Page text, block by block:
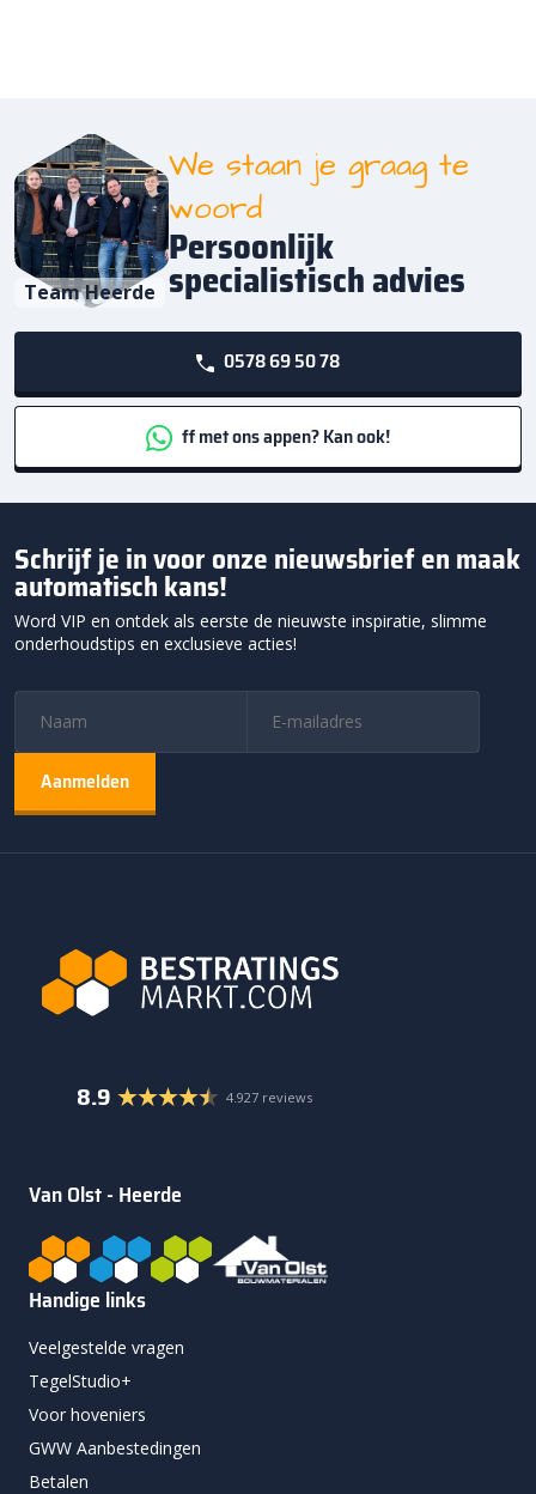
Team Heerde
We staan je graag te
woord
Persoonlijk
specialistisch advies
0578 69 50 78
ff met ons appen? Kan ook!
Schrijf je in voor onze nieuwsbrief en maak
automatisch kans!
Word VIP en ontdek als eerste de nieuwste inspiratie, slimme
onderhoudstips en exclusieve acties!
8.9 4.927 reviews
Van Olst - Heerde
Handige links
Veelgestelde vragen
TegelStudio+
Voor hoveniers
GWW Aanbestedingen
Betalen